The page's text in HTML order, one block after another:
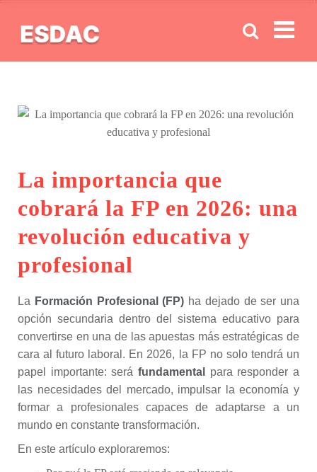
La importancia que
cobrará la FP en 2026: una
revolución educativa y
profesional
La Formación Profesional (FP) ha dejado de ser una
opción secundaria dentro del sistema educativo para
convertirse en una de las apuestas más estratégicas de
cara al futuro laboral. En 2026, la FP no solo tendrá un
papel importante: será fundamental
para responder a
las necesidades del mercado, impulsar la economía y
formar a profesionales capaces de adaptarse a un
mundo en constante transformación.
En este artículo exploraremos: